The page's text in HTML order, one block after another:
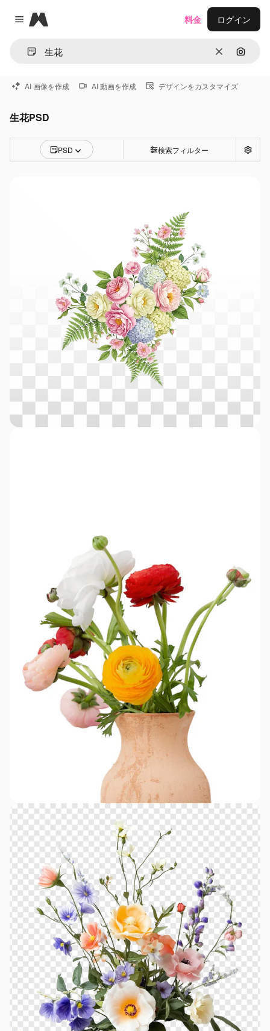
Close menu
Magnific
消去 画像で
料金 ログイン
AI 画像を作成 AI 動画を作成 デザインをカスタマイズ
生花PSD
PSD 検索フィルター